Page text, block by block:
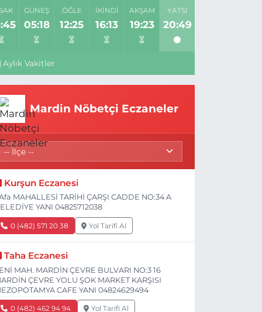
GÜNEŞ
05:18
ÖĞLE
12:25
İKINDI
16:13
AKŞAM
19:23
YATSI
20:49
Aylık Vakitler
Mardin Nöbetçi Eczaneler
Kurşun Eczanesi
MAHALLESİ TARİHİ ÇARŞI CADDE NO:34 A
YANI 04825712038
0 (482) 571 20 38 Yol Tarifi Al
Taha Eczanesi
MAH. MARDİN ÇEVRE BULVARI NO:3 16
ÇEVRE YOLU ŞOK MARKET KARŞISI
CAFE YANI 04824629494
0 (482) 462 94 94 Yol Tarifi Al